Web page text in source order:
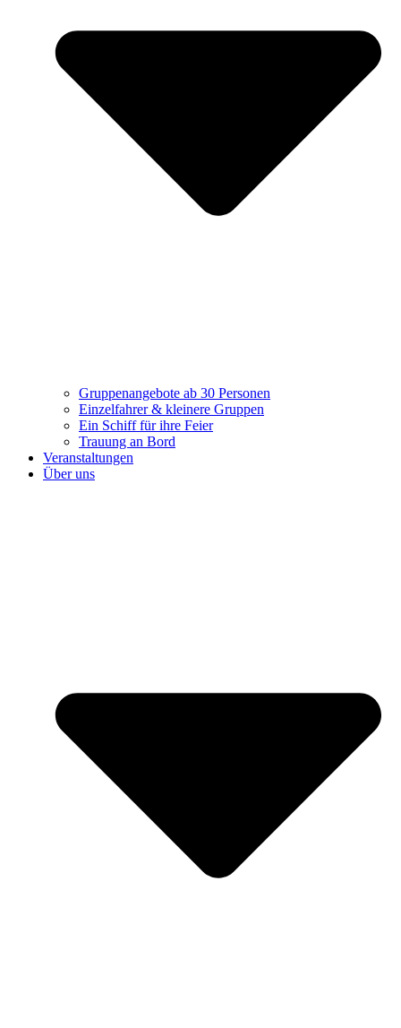
Gruppenangebote ab 30 Personen
Einzelfahrer & kleinere Gruppen
Ein Schiff für ihre Feier
Trauung an Bord
Veranstaltungen
Über uns